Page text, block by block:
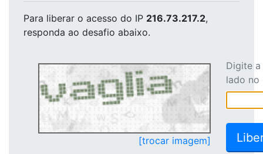
Para liberar o acesso do IP 216.73.217.2,
responda ao desafio abaixo.
[trocar imagem]
Digite
lado no